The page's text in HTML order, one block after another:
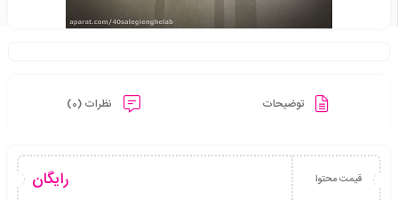
توضیحات نظرات (0)
قیمت محتوا رایگان